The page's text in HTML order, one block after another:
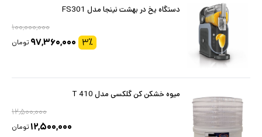
دستگاه یخ در بهشت نینجا مدل FS301
۱۰۰,۰۰۰,۰۰۰
۳٪ ۹۷,۳۶۰,۰۰۰ تومان
میوه خشکن کن گلکسی مدل T 410
۱۲,۵۰۰,۰۰۰
۱۲,۵۰۰,۰۰۰ تومان